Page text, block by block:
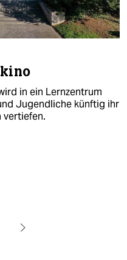
in ein Lernzentrum
Jugendliche künftig ihr
vertiefen.